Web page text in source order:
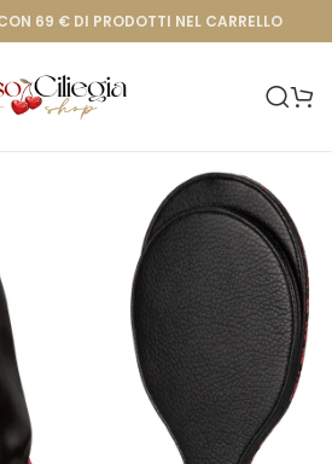
69 € DI PRODOTTI NEL CARRELLO